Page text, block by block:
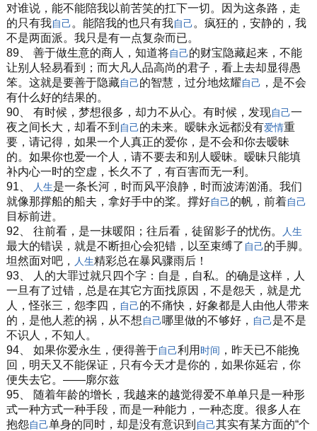
对谁说，能不能陪我以前苦笑的扛下一切。因为这条路，走
的只有我自己。能陪我的也只有我自己。疯狂的，安静的，我
不是两面派。我只是有一点复杂而已。
89、 善于做生意的商人，知道将自己的财宝隐藏起来，不能
让别人轻易看到；而大凡人品高尚的君子，看上去却显得愚
笨。这就是要善于隐藏自己的智慧，过分地炫耀自己 ，是不会
有什么好的结果的。
90、 有时候，梦想很多，却力不从心。有时候，发现自己一
夜之间长大，却看不到 自己的未来。暧昧永远都没有爱情重
要，请记得，如果一个人真正的爱你，是不会和你去暧昧
的。如果你也爱一个人，请不要去和别人暧昧。暧昧只能填
补内心一时的空虚，长久不了，有百害而无一利。
91、
人生是一条长河，时而风平浪静，时而波涛汹涌。我们
就像那撑船的船夫，拿好手中的桨。撑好自己的帆，前着自己
目标前进。
92、 往前看，是一抹暖阳；往后看，徒留影子的忧伤。
人生
最大的错误，就是不断担心会犯错，以至束缚了 自己的手脚。
坦然面对吧，
人生精彩总在暴风骤雨后！
93、 人的大罪过就只四个字：自是，自私。的确是这样，人
一旦有了过错，总是在其它方面找原因，不是怨天，就是尤
人，怪张三，怨李四， 自己的不痛快，好象都是人由他人带来
的，是他人惹的祸，从不想自己哪里做的不够好， 自己是不是
不识人，不知人。
94、 如果你爱永生，便得善于自己利用 时间 ，昨天已不能挽
回，明天又不能保证，只有今天才是你的，如果你延宕，你
便失去它。——廓尔兹
95、 随着年龄的增长，我越来的越觉得爱不单单只是一种形
式一种方式一种手段，而是一种能力，一种态度。很多人在
抱怨自己单身的同时，却是没有意识到 自己其实有某方面的“个